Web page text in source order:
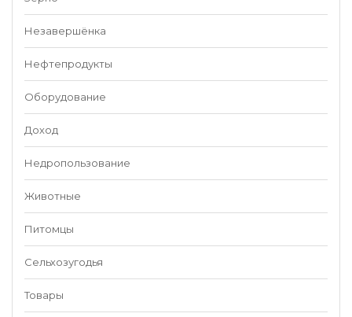
Незавершёнка
Нефтепродукты
Оборудование
Доход
Недропользование
Животные
Питомцы
Сельхозугодья
Товары